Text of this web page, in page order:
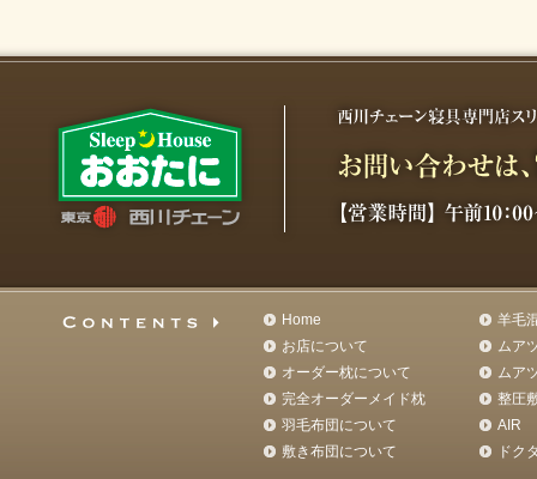
Home
お店について
オーダー枕について
完全オーダーメイド枕
羽毛布団について
敷き布団について
羊毛
ムア
ムア
整圧
AIR
ドク